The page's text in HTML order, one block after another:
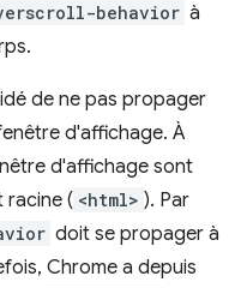
behavior à
de ne pas propager
d'affichage. À
d'affichage sont
racine ( <html> ). Par
doit se propager à
Chrome a depuis